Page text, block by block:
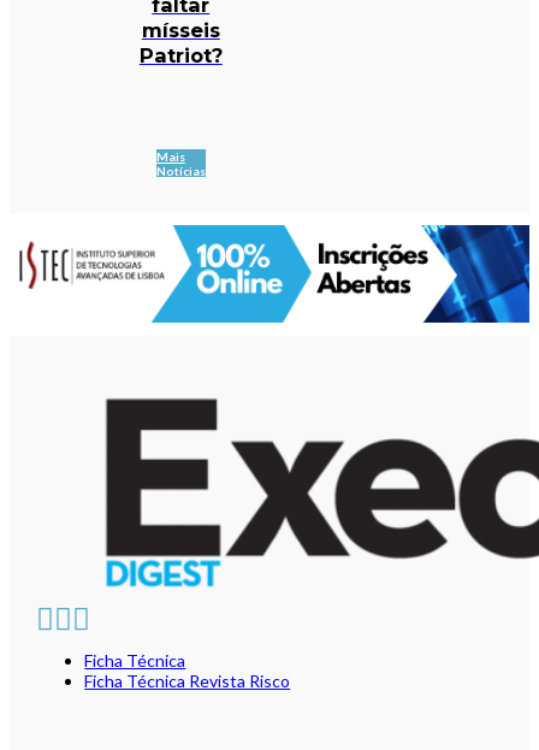
mísseis
Patriot?
Mais
Notícias
Ficha Técnica
Ficha Técnica Revista Risco